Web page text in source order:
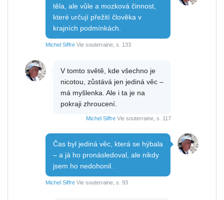
těla, ale vůle a mozková činnost,
které určují přežití člověka v
krajních podmínkách.
Michel Siffre Vie souterraine, s. 133
V tomto světě, kde všechno je
nicotou, zůstává jen jediná věc –
má myšlenka. Ale i ta je na
pokraji zhroucení.
Michel Siffre Vie souterraine, s. 117
Čas byl jediná věc, která se hýbala
– a já ho pronásledoval, ale nikdy
jsem ho nedohonil.
Michel Siffre Vie souterraine, s. 93